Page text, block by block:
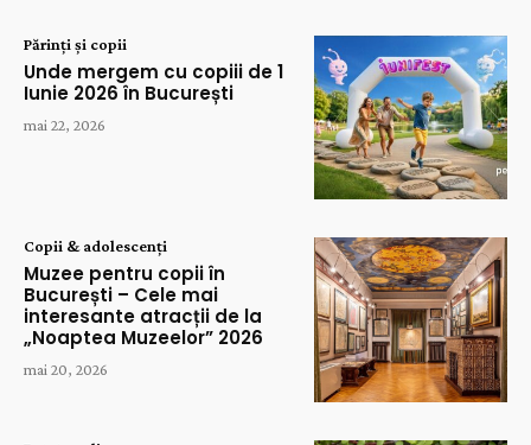
Părinți și copii
Unde mergem cu copiii de 1
Iunie 2026 în București
mai 22, 2026
Copii & adolescenți
Muzee pentru copii în
București – Cele mai
interesante atracții de la
„Noaptea Muzeelor” 2026
mai 20, 2026